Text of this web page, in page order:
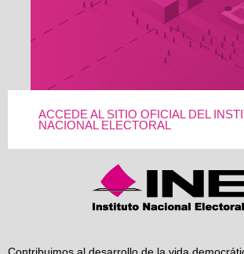
ACCEDE AL SITIO OFICIAL DEL
NACIONAL ELECTORAL